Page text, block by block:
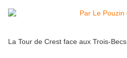
La Tour de Crest face aux Trois-Becs